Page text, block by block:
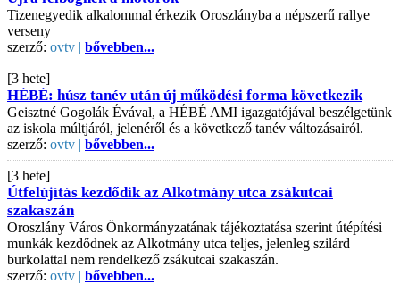
Tizenegyedik alkalommal érkezik Oroszlányba a népszerű rallye
verseny
szerző: ovtv | bővebben...
[3 hete]
HÉBÉ: húsz tanév után új működési forma következik
Geisztné Gogolák Évával, a HÉBÉ AMI igazgatójával beszélgetünk
az iskola múltjáról, jelenéről és a következő tanév változásairól.
szerző: ovtv | bővebben...
[3 hete]
Útfelújítás kezdődik az Alkotmány utca zsákutcai
szakaszán
Oroszlány Város Önkormányzatának tájékoztatása szerint útépítési
munkák kezdődnek az Alkotmány utca teljes, jelenleg szilárd
burkolattal nem rendelkező zsákutcai szakaszán.
szerző: ovtv | bővebben...